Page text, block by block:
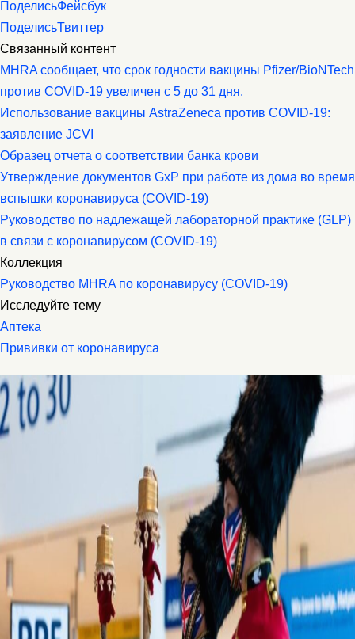
ПоделисьФейсбук
ПоделисьТвиттер
Связанный контент
MHRA сообщает, что срок годности вакцины Pfizer/BioNTech
против COVID-19 увеличен с 5 до 31 дня.
Использование вакцины AstraZeneca против COVID-19:
заявление JCVI
Образец отчета о соответствии банка крови
Утверждение документов GxP при работе из дома во время
вспышки коронавируса (COVID-19)
Руководство по надлежащей лабораторной практике (GLP)
в связи с коронавирусом (COVID-19)
Коллекция
Руководство MHRA по коронавирусу (COVID-19)
Исследуйте тему
Аптека
Прививки от коронавируса